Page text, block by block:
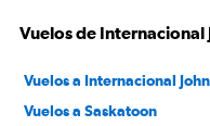
Vuelos de Internacional
Vuelos a Internacional
Vuelos a Saskatoon